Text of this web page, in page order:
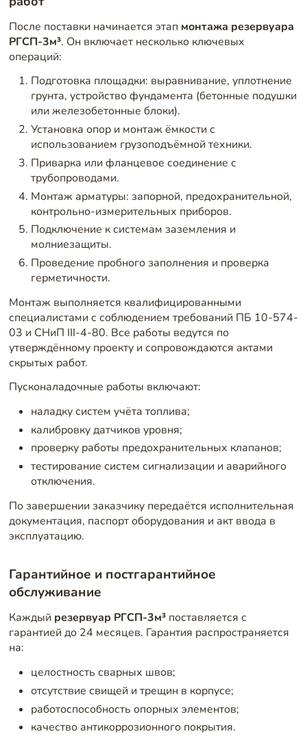
После поставки начинается этап монтажа резервуара
РГСП-3м³. Он включает несколько ключевых
операций:
Подготовка площадки: выравнивание, уплотнение
грунта, устройство фундамента (бетонные подушки
или железобетонные блоки).
Установка опор и монтаж ёмкости с
использованием грузоподъёмной техники.
Приварка или фланцевое соединение с
трубопроводами.
Монтаж арматуры: запорной, предохранительной,
контрольно-измерительных приборов.
Подключение к системам заземления и
молниезащиты.
Проведение пробного заполнения и проверка
герметичности.
Монтаж выполняется квалифицированными
специалистами с соблюдением требований ПБ 10-574-
03 и СНиП III-4-80. Все работы ведутся по
утверждённому проекту и сопровождаются актами
скрытых работ.
Пусконаладочные работы включают:
наладку систем учёта топлива;
калибровку датчиков уровня;
проверку работы предохранительных клапанов;
тестирование систем сигнализации и аварийного
отключения.
По завершении заказчику передаётся исполнительная
документация, паспорт оборудования и акт ввода в
эксплуатацию.
Гарантийное и постгарантийное
обслуживание
Каждый резервуар РГСП-3м³поставляется с
гарантией до 24 месяцев. Гарантия распространяется
на:
целостность сварных швов;
отсутствие свищей и трещин в корпусе;
работоспособность опорных элементов;
качество антикоррозионного покрытия.